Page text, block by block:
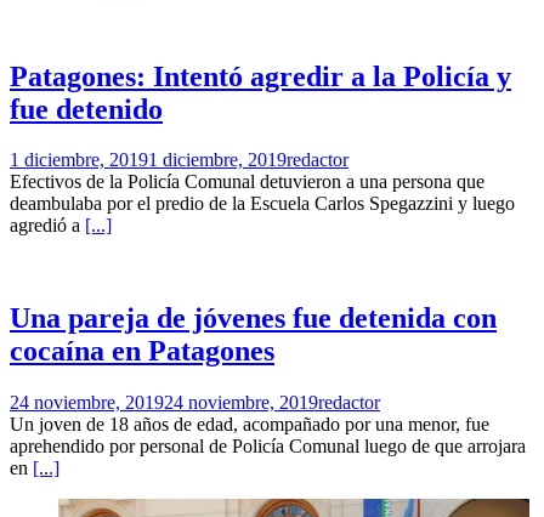
Patagones: Intentó agredir a la Policía y
fue detenido
1 diciembre, 20191 diciembre, 2019redactor
Efectivos de la Policía Comunal detuvieron a una persona que
deambulaba por el predio de la Escuela Carlos Spegazzini y luego
agredió a [...]
Una pareja de jóvenes fue detenida con
cocaína en Patagones
24 noviembre, 201924 noviembre, 2019redactor
Un joven de 18 años de edad, acompañado por una menor, fue
aprehendido por personal de Policía Comunal luego de que arrojara
en [...]